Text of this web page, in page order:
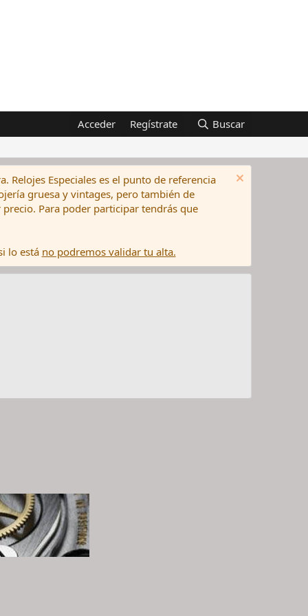
Acceder Regístrate Buscar
Relojes Especiales es el punto de referencia
gruesa y vintages, pero también de
Para poder participar tendrás que
lo está no podremos validar tu alta.